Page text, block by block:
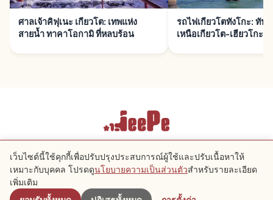
ศาลเจ้าคิฟุเนะ เกียวโต: เทพแห่ง
สายน้ำ ทาคาโอกามิ ที่หลบร้อน
รถไฟเกียวโตทังโกะ: ทัน
เหนือเกียวโต-เฮียวโกะ
ใกล้เคียง
เงื่อนไขการให้บริการ นโยบายความเป็นส่วนตัว การตั้งค่าคุกกี้
เว็บไซต์นี้ใช้คุกกี้เพื่อปรับปรุงประสบการณ์ผู้ใช้และปรับเนื้อหาให้
เหมาะกับบุคคล โปรดดูนโยบายความเป็นส่วนตัวสำหรับรายละเอียด
เพิ่มเติม